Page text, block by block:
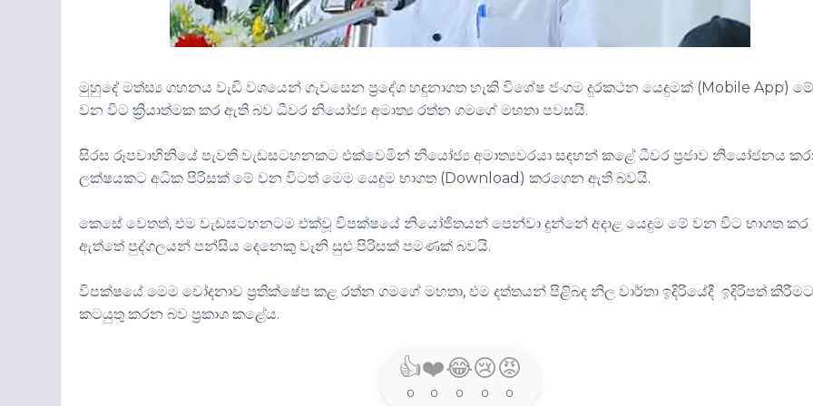
මුහුදේ මත්ස්‍ය ගහනය වැඩි වශයෙන් ගැවසෙන ප්‍රදේශ හඳුනාගත හැකි විශේෂ ජංගම දුරකථන යෙදුමක් (Mobile App)
වන විට ක්‍රියාත්මක කර ඇති බව ධීවර නියෝජ්‍ය අමාත්‍ය රත්න ගමගේ මහතා පවසයි.
සිරස රූපවාහිනියේ පැවති වැඩසටහනකට එක්වෙමින් නියෝජ්‍ය අමාත්‍යවරයා සඳහන් කළේ ධීවර ප්‍රජාව නියෝජනය
ලක්ෂයකට අධික පිරිසක් මේ වන විටත් මෙම යෙදුම භාගත (Download) කරගෙන ඇති බවයි.
කෙසේ වෙතත්, එම වැඩසටහනටම එක්වූ විපක්ෂයේ නියෝජිතයන් පෙන්වා දුන්නේ අදාළ යෙදුම මේ වන විට භාගත කර
ඇත්තේ පුද්ගලයන් පන්සිය දෙනෙකු වැනි සුළු පිරිසක් පමණක් බවයි.
විපක්ෂයේ මෙම චෝදනාව ප්‍රතික්ෂේප කළ රත්න ගමගේ මහතා, එම දත්තයන් පිළිබඳ නිල වාර්තා ඉදිරියේදී ඉදිරිපත්
කටයුතු කරන බව ප්‍රකාශ කළේය.
👍
0
❤️
0
😂
0
😢
0
😡
0